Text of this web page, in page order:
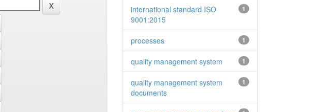
1
international standard ISO
9001:2015
1
processes
1
quality management system
1
quality management system
documents